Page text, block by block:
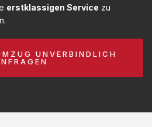
erstklassigen Service zu
UNVERBINDLICH